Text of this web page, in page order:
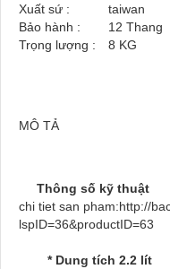
Xuất sứ :
taiwan
Bảo hành :
12 Thang
Trọng lượng :
8 KG
MÔ TẢ
Thông số kỹ thuật
chi tiet san pham:http://
lspID=36&productID=63
* Dung tích 2.2 lít